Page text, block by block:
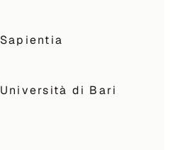
Sapientia
Università di Bari